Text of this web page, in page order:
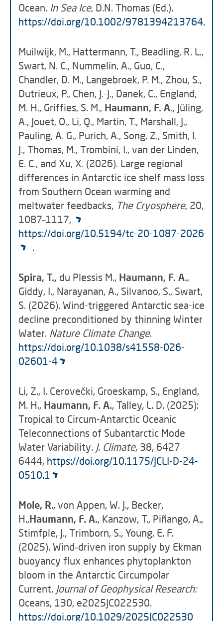
Ocean. In Sea Ice, D.N. Thomas (Ed.).
https://doi.org/10.1002/
Muilwijk, M., Hattermann, T., Beadling, R. L.,
Swart, N. C., Nummelin, A., Guo, C.,
Chandler, D. M., Langebroek, P. M., Zhou, S.,
Dutrieux, P., Chen, J.-J., Danek, C., England,
M. H., Griffies, S. M., Haumann, F. A., Jüling,
A., Jouet, O., Li, Q., Martin, T., Marshall, J.,
Pauling, A. G., Purich, A., Song, Z., Smith, I.
J., Thomas, M., Trombini, I., van der Linden,
E. C., and Xu, X. (2026). Large regional
differences in Antarctic ice shelf mass loss
from Southern Ocean warming and
meltwater feedbacks, The Cryosphere, 20,
1087–1117,
https://doi.org/10.5194/tc-20-1087-2026
.
Spira, T., du Plessis M., Haumann, F. A.,
Giddy, I., Narayanan, A., Silvanoo, S., Swart,
S. (2026). Wind-triggered Antarctic sea-ice
decline preconditioned by thinning Winter
Water. Nature Climate Change.
https://doi.org/10.1038/s41558-026-
02601-4
Li, Z., I. Cerovečki, Groeskamp, S., England,
M. H., Haumann, F. A., Talley, L. D. (2025):
Tropical to Circum-Antarctic Oceanic
Teleconnections of Subantarctic Mode
Water Variability. J. Climate, 38, 6427–
6444, https://doi.org/10.1175/JCLI-D-24-
0510.1
Mole, R., von Appen, W. J., Becker,
H.,Haumann, F. A., Kanzow, T., Piñango, A.,
Stimfple, J., Trimborn, S., Young, E. F.
(2025). Wind‐driven iron supply by Ekman
buoyancy flux enhances phytoplankton
bloom in the Antarctic Circumpolar
Current. Journal of Geophysical Research:
Oceans, 130, e2025JC022530.
https://doi.org/10.1029/2025JC022530